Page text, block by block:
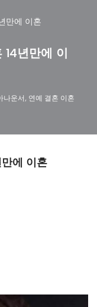
만에 이혼
년만에 이
나운서 , 연예 결혼 이혼
에 이혼